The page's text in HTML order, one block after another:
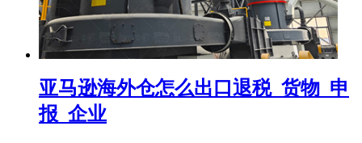
亚马逊海外仓怎么出口退税_货物_申
报_企业